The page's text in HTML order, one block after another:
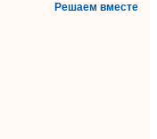
Решаем вместе